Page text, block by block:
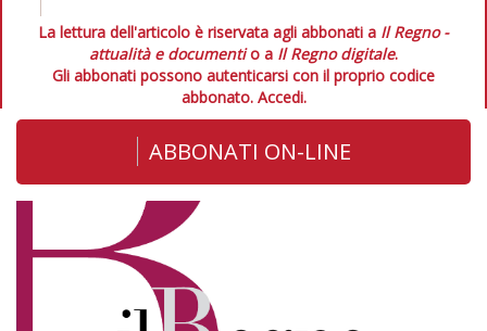
La lettura dell'articolo è riservata agli abbonati a Il Regno -
attualità e documentio a Il Regno digitale.
Gli abbonati possono autenticarsi con il proprio codice
abbonato. Accedi.
ABBONATI ON-LINE